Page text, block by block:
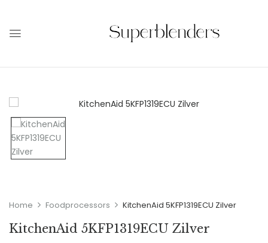
Home Foodprocessors KitchenAid 5KFP1319ECU Zilver
KitchenAid 5KFP1319ECU Zilver